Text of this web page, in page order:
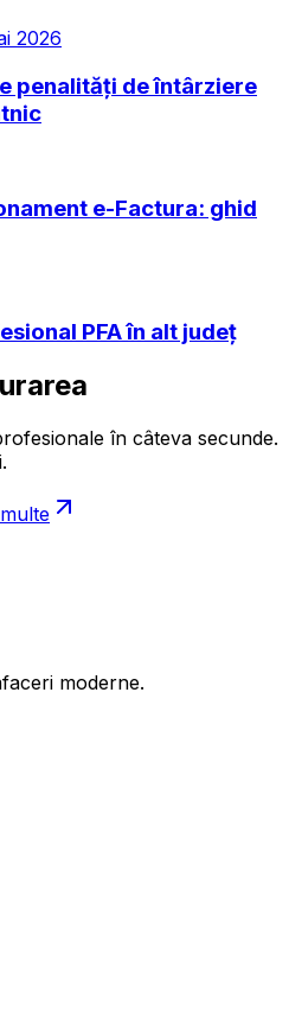
2026
penalități de întârziere
e-Factura: ghid
PFA în alt județ
în câteva secunde.
moderne.